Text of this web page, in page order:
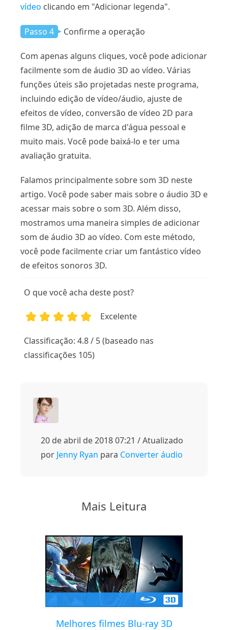
vídeo clicando em "Adicionar legenda".
Passo 4 Confirme a operação
Com apenas alguns cliques, você pode adicionar
facilmente som de áudio 3D ao vídeo. Várias
funções úteis são projetadas neste programa,
incluindo edição de vídeo/áudio, ajuste de
efeitos de vídeo, conversão de vídeo 2D para
filme 3D, adição de marca d'água pessoal e
muito mais. Você pode baixá-lo e ter uma
avaliação gratuita.
Falamos principalmente sobre som 3D neste
artigo. Você pode saber mais sobre o áudio 3D e
acessar mais sobre o som 3D. Além disso,
mostramos uma maneira simples de adicionar
som de áudio 3D ao vídeo. Com este método,
você pode facilmente criar um fantástico vídeo
de efeitos sonoros 3D.
O que você acha deste post?
Excelente
Classificação: 4.8 / 5 (baseado nas
classificações 105)
20 de abril de 2018 07:21 / Atualizado
por Jenny Ryan para Converter áudio
Mais Leitura
Melhores filmes Blu-ray 3D